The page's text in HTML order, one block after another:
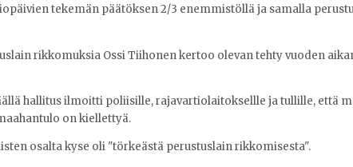
tekemän päätöksen 2/3 enemmistöllä ja samalla
rikkomuksia Ossi Tiihonen kertoo olevan tehty vuoden
hallitus ilmoitti poliisille, rajavartiolaitoksellle ja tullille, että
on kiellettyä.
osalta kyse oli "törkeästä perustuslain rikkomisesta".